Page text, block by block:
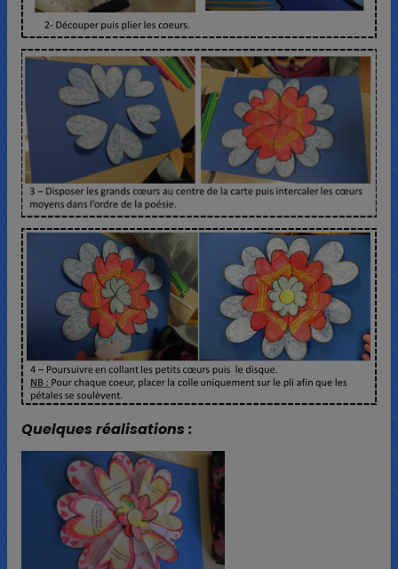
Quelques réalisations :